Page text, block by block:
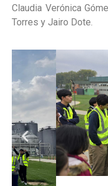
Claudia Verónica
Torres y Jairo Dote.